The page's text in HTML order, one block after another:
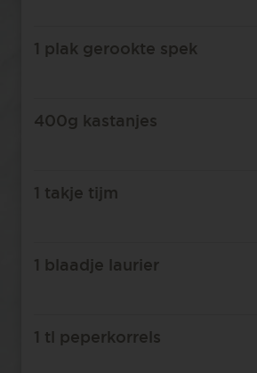
1 plak gerookte spek
400g kastanjes
1 takje tijm
1 blaadje laurier
1 tl peperkorrels